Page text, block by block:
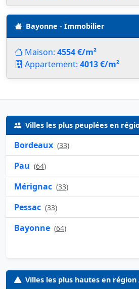
Bayonne - Immobilier
Maison: 4554 €/m²
Appartement: 4013 €/m²
Villes les plus peuplées en
Bordeaux (33)
Pau (64)
Mérignac (33)
Pessac (33)
Bayonne (64)
Villes les plus hautes en